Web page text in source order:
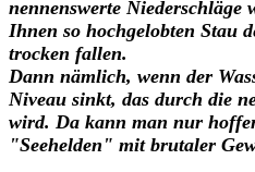
nennenswerte Niederschläge
Ihnen so hochgelobten Stau
trocken fallen.
Dann nämlich, wenn der
Niveau sinkt, das durch die
wird. Da kann man nur
"Seehelden" mit brutaler